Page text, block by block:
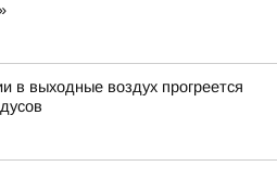
в выходные воздух прогреется